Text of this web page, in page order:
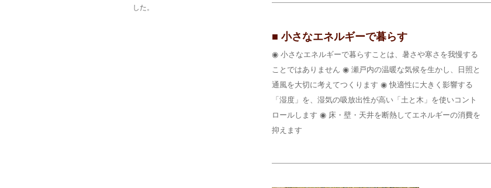
■ 小さなエネルギーで暮らす
◉ 小さなエネルギーで暮らすことは、暑さや寒さを我慢する
ことではありません ◉ 瀬戸内の温暖な気候を生かし、日照と
通風を大切に考えてつくります ◉ 快適性に大きく影響する
「湿度」を、湿気の吸放出性が高い「土と木」を使いコント
ロールします ◉ 床・壁・天井を断熱してエネルギーの消費を
抑えます
した。